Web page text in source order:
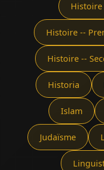
Histoire
Histoire --
Histoire --
Historia
Islam
Judaïsme